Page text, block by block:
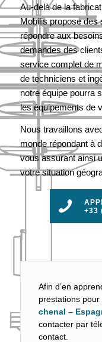
Au-delà de la
Mobilis propose des
répondre aux
demandes des
service complet de
de techniciens et
notre équipe pourra
les équipements de
Nous travaillons
monde répondant à
vous assurant ainsi
votre situation
+33
Afin d’en
prestations
chenal –
contacter par
contact.